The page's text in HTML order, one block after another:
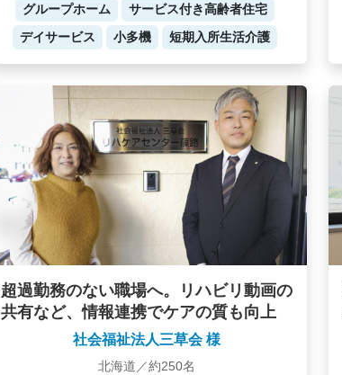
グループホーム
サービス付き高齢者住宅
デイサービス
小多機 短期入所生活介護
超過勤務のない職場へ。リハビリ動画の
共有など、情報連携でケアの質も向上
社会福祉法人三草会 様
北海道／約250名